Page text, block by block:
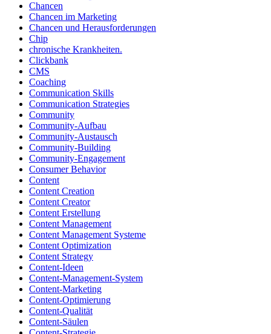
Chancen
Chancen im Marketing
Chancen und Herausforderungen
Chip
chronische Krankheiten.
Clickbank
CMS
Coaching
Communication Skills
Communication Strategies
Community
Community-Aufbau
Community-Austausch
Community-Building
Community-Engagement
Consumer Behavior
Content
Content Creation
Content Creator
Content Erstellung
Content Management
Content Management Systeme
Content Optimization
Content Strategy
Content-Ideen
Content-Management-System
Content-Marketing
Content-Optimierung
Content-Qualität
Content-Säulen